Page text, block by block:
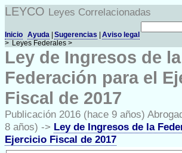
LEYCO Leyes Correlacionadas
Aviso legal
Sugerencias
Ayuda
Inicio
> Leyes Federales >
Ley de Ingresos de la
Federación para el
Fiscal de 2017
Publicación 2016 (hace 9 años)
8 años) -> Ley de Ingresos de la
Ejercicio Fiscal de 2017